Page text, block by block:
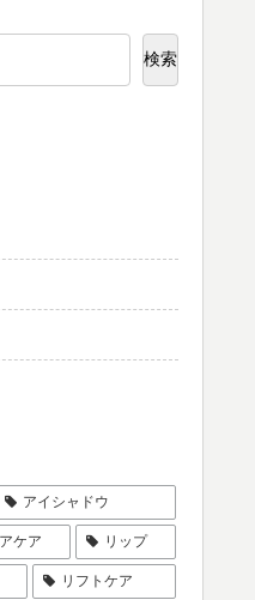
検索
アイシャドウ
ケア リップ
リフトケア